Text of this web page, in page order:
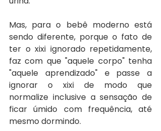
Mas, para o bebê moderno está
sendo diferente, porque o fato de
ter o xixi ignorado repetidamente,
faz com que "aquele corpo" tenha
"aquele aprendizado" e passe a
ignorar o xixi de modo que
normalize inclusive a sensação de
ficar úmido com frequência, até
mesmo dormindo.